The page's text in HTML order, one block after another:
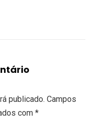
publicado. Campos
com *